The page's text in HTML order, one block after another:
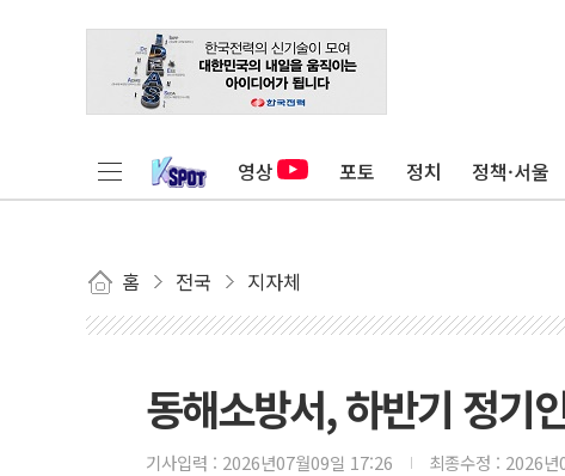
영상 포토 정치 정책·서울
홈 전국 지자체
동해소방서, 하반기 정기
기사입력 : 2026년07월09일 17:26 최종수정 : 2026년